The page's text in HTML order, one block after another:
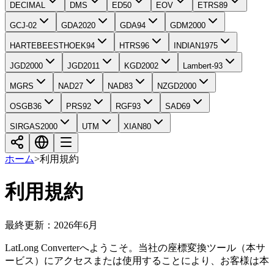
DECIMAL DMS ED50 EOV ETRS89
GCJ-02 GDA2020 GDA94 GDM2000
HARTEBEESTHOEK94 HTRS96 INDIAN1975
JGD2000 JGD2011 KGD2002 Lambert-93
MGRS NAD27 NAD83 NZGD2000
OSGB36 PRS92 RGF93 SAD69
SIRGAS2000 UTM XIAN80
ホーム>利用規約
利用規約
最終更新：2026年6月
LatLong Converterへようこそ。当社の座標変換ツール（本サ
ービス）にアクセスまたは使用することにより、お客様は本